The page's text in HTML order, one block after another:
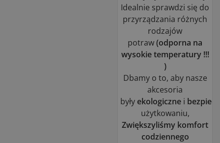
Idealnie sprawdzi się do
przyrządzania różnych
rodzajów
potraw(odporna na
wysokie temperatury !!!
)
Dbamy o to, aby nasze
akcesoria
były ekologiczne i
użytkowaniu,
Zwiększyliśmy komfort
codziennego